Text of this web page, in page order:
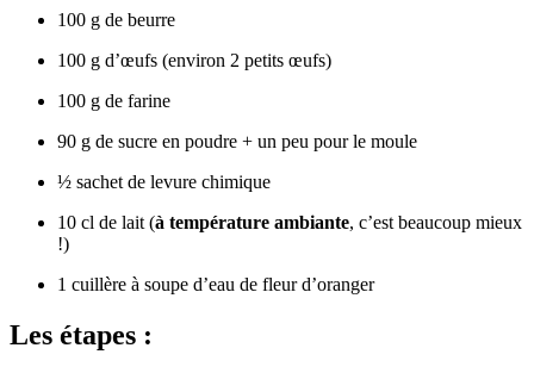
100 g de beurre
100 g d’œufs (environ 2 petits œufs)
100 g de farine
90 g de sucre en poudre + un peu pour le moule
½ sachet de levure chimique
10 cl de lait (à température ambiante, c’est beaucoup mieux
!)
1 cuillère à soupe d’eau de fleur d’oranger
Les étapes :